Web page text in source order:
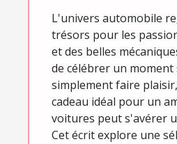
L'univers automobile
trésors pour les
et des belles
de célébrer un moment
simplement faire
cadeau idéal pour un
voitures peut s'avérer
Cet écrit explore une